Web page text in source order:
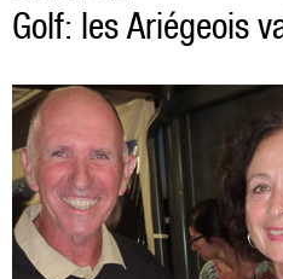
Golf: les Ariégeois